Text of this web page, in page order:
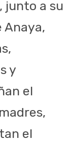
junto a su
Anaya,
y
el
el